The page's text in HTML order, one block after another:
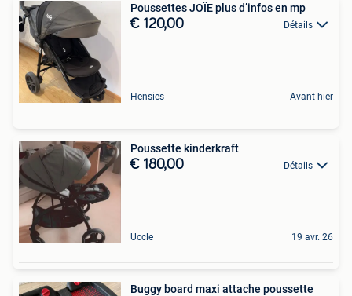
Poussettes JOÏE plus d’infos en mp
€ 120,00 Détails
Hensies Avant-hier
Poussette kinderkraft
€ 180,00 Détails
Uccle 19 avr. 26
Buggy board maxi attache poussette